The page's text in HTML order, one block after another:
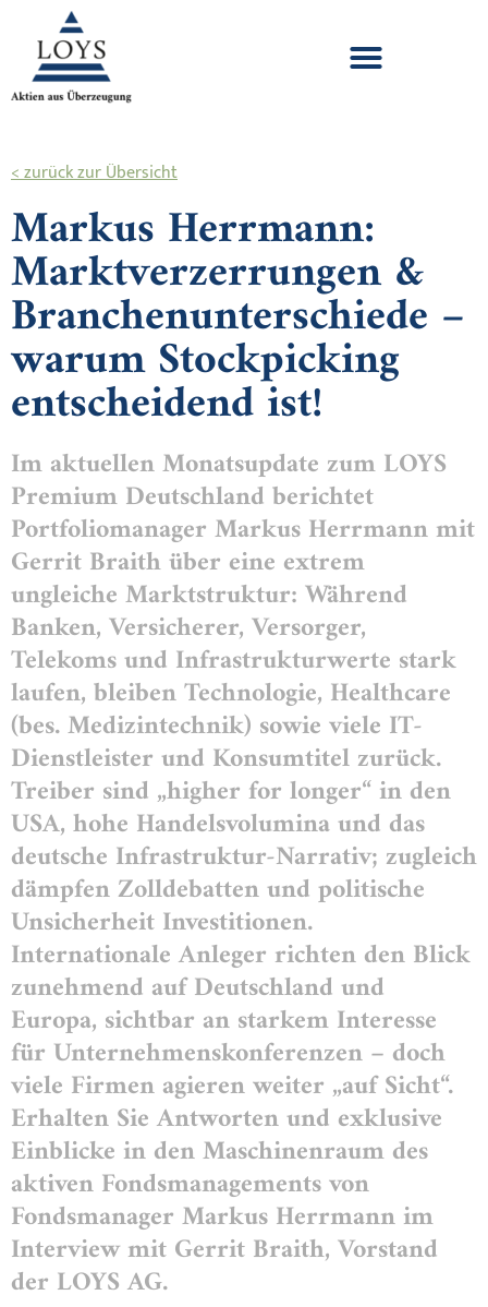
< zurück zur Übersicht
Markus Herrmann:
Marktverzerrungen &
Branchenunterschiede –
warum Stockpicking
entscheidend ist!
Im aktuellen Monatsupdate zum LOYS
Premium Deutschland berichtet
Portfoliomanager Markus Herrmann mit
Gerrit Braith über eine extrem
ungleiche Marktstruktur: Während
Banken, Versicherer, Versorger,
Telekoms und Infrastrukturwerte stark
laufen, bleiben Technologie, Healthcare
(bes. Medizintechnik) sowie viele IT-
Dienstleister und Konsumtitel zurück.
Treiber sind „higher for longer“ in den
USA, hohe Handelsvolumina und das
deutsche Infrastruktur-Narrativ; zugleich
dämpfen Zolldebatten und politische
Unsicherheit Investitionen.
Internationale Anleger richten den Blick
zunehmend auf Deutschland und
Europa, sichtbar an starkem Interesse
für Unternehmenskonferenzen – doch
viele Firmen agieren weiter „auf Sicht“.
Erhalten Sie Antworten und exklusive
Einblicke in den Maschinenraum des
aktiven Fondsmanagements von
Fondsmanager Markus Herrmann im
Interview mit Gerrit Braith, Vorstand
der LOYS AG.